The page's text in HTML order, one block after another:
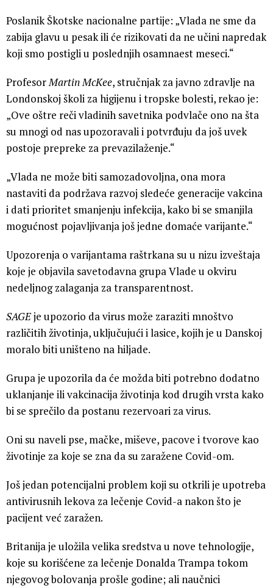
Poslanik Škotske nacionalne partije: „Vlada ne sme da
zabija glavu u pesak ili će rizikovati da ne učini napredak
koji smo postigli u poslednjih osamnaest meseci.“
ProfesorMartin McKee, stručnjak za javno zdravlje na
Londonskoj školi za higijenu i tropske bolesti, rekao je:
„Ove oštre reči vladinih savetnika podvlače ono na šta
su mnogi od nas upozoravali i potvrđuju da još uvek
postoje prepreke za prevazilaženje.“
„Vlada ne može biti samozadovoljna, ona mora
nastaviti da podržava razvoj sledeće generacije vakcina
i dati prioritet smanjenju infekcija, kako bi se smanjila
mogućnost pojavljivanja još jedne domaće varijante.“
Upozorenja o varijantama raštrkana su u nizu izveštaja
koje je objavila savetodavna grupa Vlade u okviru
nedeljnog zalaganja za transparentnost.
SAGEje upozorio da virus može zaraziti mnoštvo
različitih životinja, uključujući i lasice, kojih je u Danskoj
moralo biti uništeno na hiljade.
Grupa je upozorila da će možda biti potrebno dodatno
uklanjanje ili vakcinacija životinja kod drugih vrsta kako
bi se sprečilo da postanu rezervoari za virus.
Oni su naveli pse, mačke, miševe, pacove i tvorove kao
životinje za koje se zna da su zaražene Covid-om.
Još jedan potencijalni problem koji su otkrili je upotreba
antivirusnih lekova za lečenje Covid-a nakon što je
pacijent već zaražen.
Britanija je uložila velika sredstva u nove tehnologije,
koje su korišćene za lečenje Donalda Trampa tokom
njegovog bolovanja prošle godine; ali naučnici